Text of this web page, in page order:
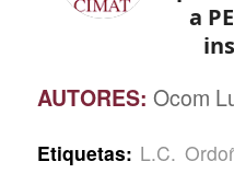
a
AUTORES: Ocom
Etiquetas: L.C.